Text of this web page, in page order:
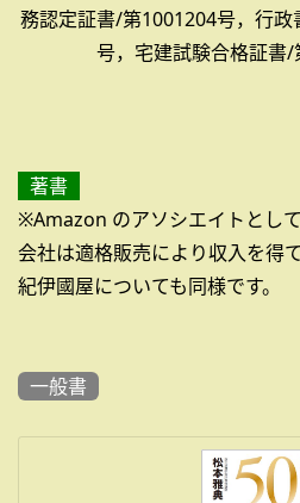
務認定証書/第1001204号，行
号，宅建試験合格証書/
著書
※Amazon のアソシエイトとし
会社は適格販売により収入を得
紀伊國屋についても同様です。
一般書